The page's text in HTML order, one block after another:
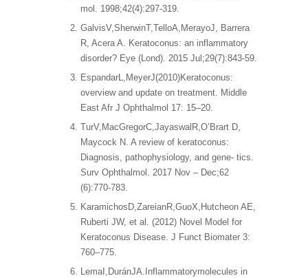
mol. 1998;42(4):297-319.
GalvisV,SherwinT,TelloA,MerayoJ, Barrera
R, Acera A. Keratoconus: an inflammatory
disorder? Eye (Lond). 2015 Jul;29(7):843-59.
EspandarL,MeyerJ(2010)Keratoconus:
overview and update on treatment. Middle
East Afr J Ophthalmol 17: 15–20.
TurV,MacGregorC,JayaswalR,O’Brart D,
Maycock N. A review of keratoconus:
Diagnosis, pathophysiology, and gene- tics.
Surv Ophthalmol. 2017 Nov – Dec;62
(6):770-783.
KaramichosD,ZareianR,GuoX,Hutcheon AE,
Ruberti JW, et al. (2012) Novel Model for
Keratoconus Disease. J Funct Biomater 3:
760–775.
LemaI,DuránJA.Inflammatorymolecules in